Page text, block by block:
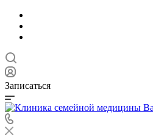
Записаться